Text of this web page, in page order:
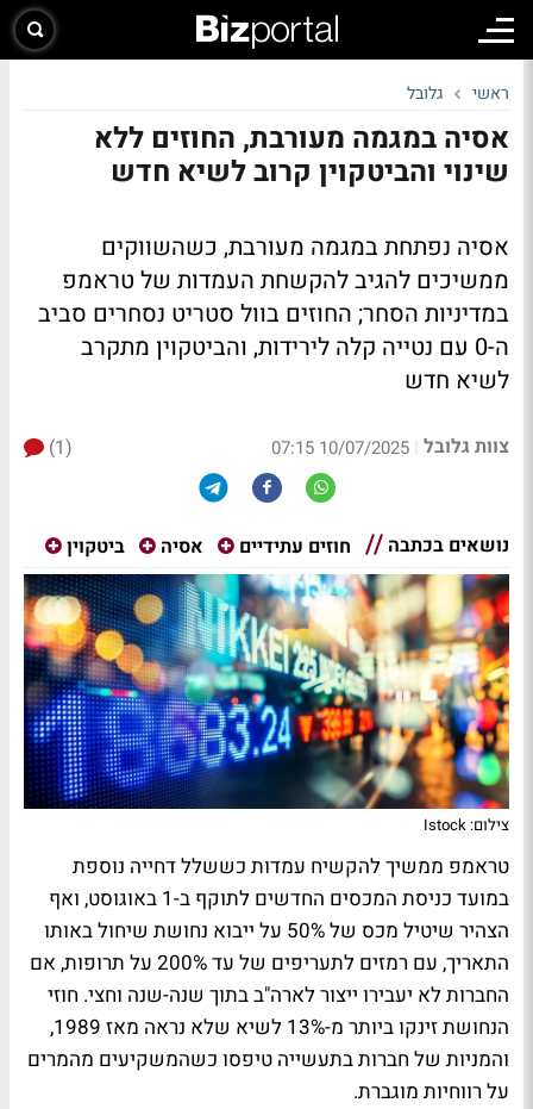
ראשי גלובל
אסיה במגמה מעורבת, החוזים ללא
שינוי והביטקוין קרוב לשיא חדש
אסיה נפתחת במגמה מעורבת, כשהשווקים
ממשיכים להגיבלהקשחת העמדות של טראמפ
במדיניות הסחר; החוזים בוול סטריט נסחרים סביב
ה-0 עם נטייה קלה לירידות, והביטקוין מתקרב
לשיא חדש
צוות גלובל |
10/07/2025 07:15
(1)
נושאים בכתבה חוזים עתידיים אסיה ביטקוין
צילום: Istock
טראמפ ממשיך להקשיח עמדות כששלל דחייה נוספת
במועד כניסת המכסים החדשים לתוקף ב-1 באוגוסט, ואף
הצהיר שיטיל מכס של 50% על ייבוא נחושת שיחול באותו
התאריך, עם רמזים לתעריפים של עד 200% על תרופות, אם
החברות לא יעבירו ייצור לארה"ב בתוך שנה-שנה וחצי. חוזי
הנחושת זינקו ביותר מ-13% לשיא שלא נראה מאז 1989,
והמניות של חברות בתעשייה טיפסו כשהמשקיעים מהמרים
על רווחיות מוגברת.